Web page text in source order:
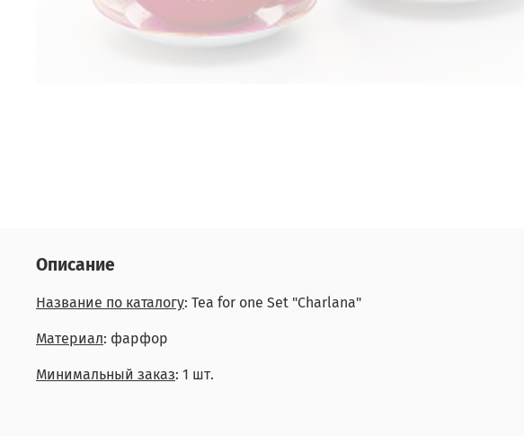
Описание
Название по каталогу: Tea for one Set "Charlana"
Материал: фарфор
Минимальный заказ: 1 шт.